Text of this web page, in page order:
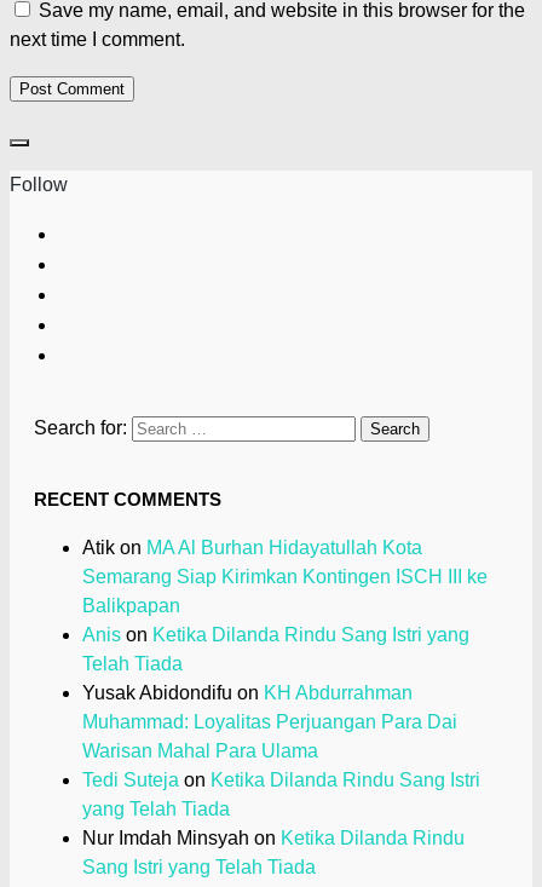
Save my name, email, and website in this browser for the
next time I comment.
Follow
Search for:
RECENT COMMENTS
Atik on MA Al Burhan Hidayatullah Kota
Semarang Siap Kirimkan Kontingen ISCH III ke
Balikpapan
Anis on Ketika Dilanda Rindu Sang Istri yang
Telah Tiada
Yusak Abidondifu on KH Abdurrahman
Muhammad: Loyalitas Perjuangan Para Dai
Warisan Mahal Para Ulama
Tedi Suteja on Ketika Dilanda Rindu Sang Istri
yang Telah Tiada
Nur Imdah Minsyah on Ketika Dilanda Rindu
Sang Istri yang Telah Tiada